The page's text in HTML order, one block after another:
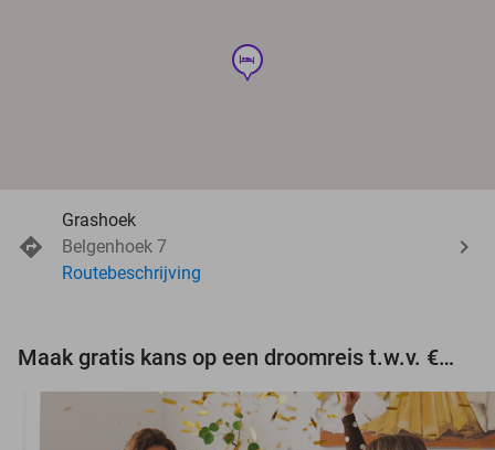
hotel
Grashoek
Belgenhoek 7
Routebeschrijving
Maak gratis kans op een droomreis t.w.v. €3.000!